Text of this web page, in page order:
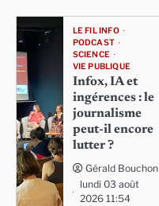
LE FIL INFO
PODCAST
SCIENCE
VIE PUBLIQUE
Infox, IA et
ingérences : le
journalisme
peut-il encore
lutter ?
Gérald Bouchon
lundi 03 août
2026 11:54